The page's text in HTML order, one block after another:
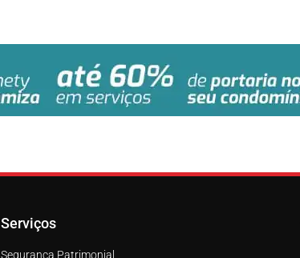
Serviços
Segurança Patrimonial